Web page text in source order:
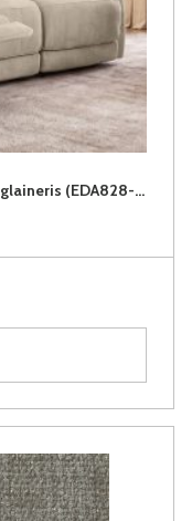
LANCASTER-III (II gr.) trivietė sofa-reglaineris (EDA828-02 Šviesiai rudas)